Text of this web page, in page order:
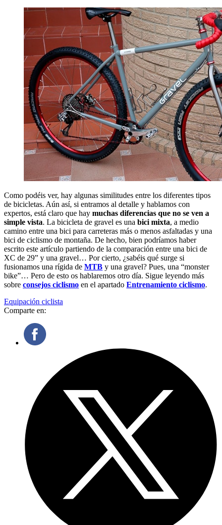
Como podéis ver, hay algunas similitudes entre los diferentes tipos
de bicicletas. Aún así, si entramos al detalle y hablamos con
expertos, está claro que hay muchas diferencias que no se ven a
simple vista. La bicicleta de gravel es una bici mixta, a medio
camino entre una bici para carreteras más o menos asfaltadas y una
bici de ciclismo de montaña. De hecho, bien podríamos haber
escrito este artículo partiendo de la comparación entre una bici de
XC de 29” y una gravel… Por cierto, ¿sabéis qué surge si
fusionamos una rígida de MTB y una gravel? Pues, una “monster
bike”… Pero de esto os hablaremos otro día. Sigue leyendo más
sobre consejos ciclismo en el apartado Entrenamiento ciclismo.
Equipación ciclista
Comparte en: